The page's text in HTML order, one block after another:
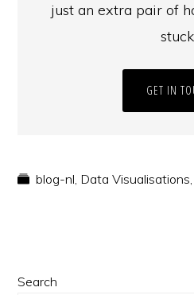
just an extra pair of
GET IN
blog-nl, Data Visualisations
Primary
Search